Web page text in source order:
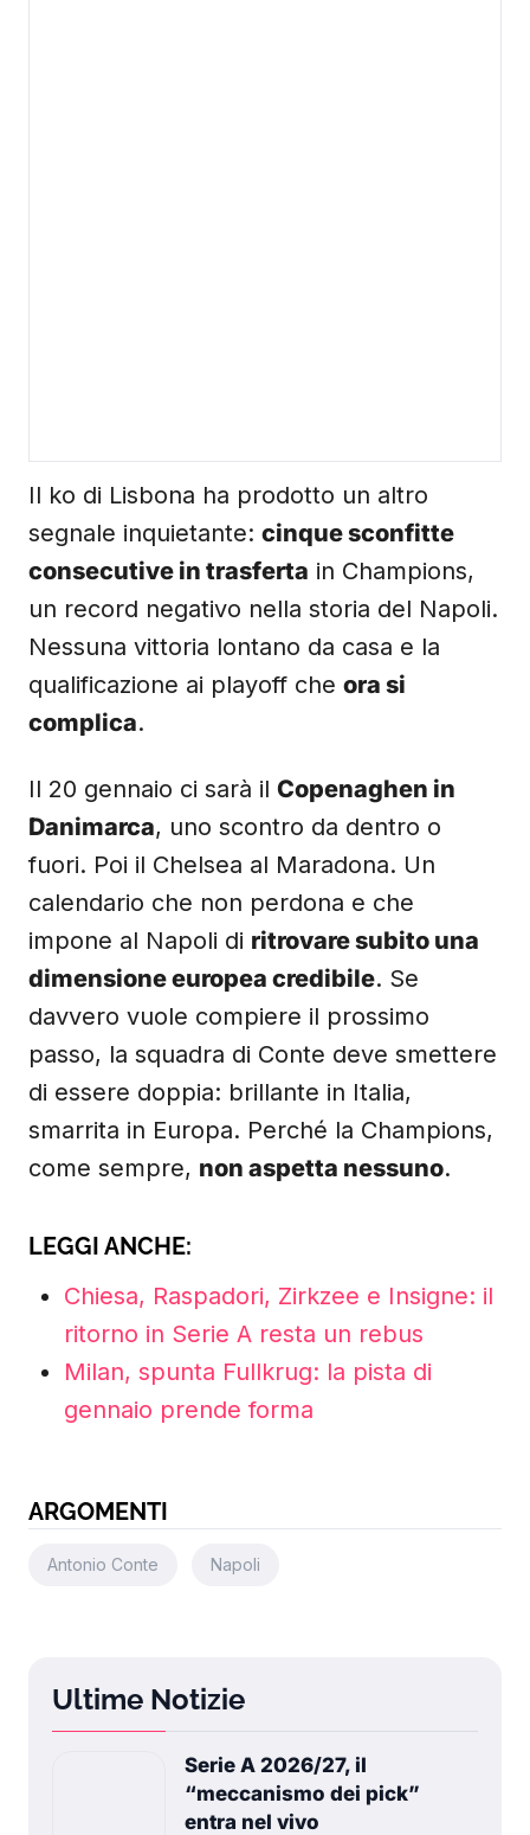
Il ko di Lisbona ha prodotto un altro
segnale inquietante: cinque sconfitte
consecutive in trasferta in Champions,
un record negativo nella storia del Napoli.
Nessuna vittoria lontano da casa e la
qualificazione ai playoff che ora si
complica.
Il 20 gennaio ci sarà il Copenaghen in
Danimarca, uno scontro da dentro o
fuori. Poi il Chelsea al Maradona. Un
calendario che non perdona e che
impone al Napoli di ritrovare subito una
dimensione europea credibile. Se
davvero vuole compiere il prossimo
passo, la squadra di Conte deve smettere
di essere doppia: brillante in Italia,
smarrita in Europa. Perché la Champions,
come sempre, non aspetta nessuno.
LEGGI ANCHE:
Chiesa, Raspadori, Zirkzee e Insigne: il
ritorno in Serie A resta un rebus
Milan, spunta Fullkrug: la pista di
gennaio prende forma
ARGOMENTI
Antonio Conte Napoli
Ultime Notizie
Serie A 2026/27, il
“meccanismo dei pick”
entra nel vivo